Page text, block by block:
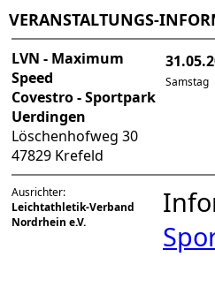
VERANSTALTUNGS-
LVN - Maximum
Speed
Covestro - Sportpark
Uerdingen
Löschenhofweg 30
47829 Krefeld
Samstag
Ausrichter:
Leichtathletik-Verband
Nordrhein e.V.